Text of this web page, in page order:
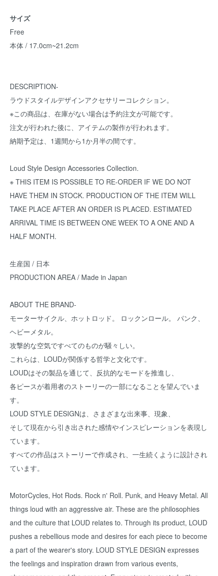
サイズ
Free
本体 / 17.0cm~21.2cm
DESCRIPTION-
ラウドスタイルデザインアクセサリーコレクション。
※この商品は、在庫がない場合は予約注文が可能です。
注文が行われた後に、アイテムの製作が行われます。
納期予定は、1週間から1か月半の間です。
Loud Style Design Accessories Collection.
※ THIS ITEM IS POSSIBLE TO RE-ORDER IF WE DO NOT
HAVE THEM IN STOCK. PRODUCTION OF THE ITEM WILL
TAKE PLACE AFTER AN ORDER IS PLACED. ESTIMATED
ARRIVAL TIME IS BETWEEN ONE WEEK TO A ONE AND A
HALF MONTH.
生産国 / 日本
PRODUCTION AREA / Made in Japan
ABOUT THE BRAND-
モーターサイクル、ホットロッド。 ロックンロール。 パンク、
ヘビーメタル。
攻撃的な空気ですべてのものが騒々しい。
これらは、LOUDが関係する哲学と文化です。
LOUDはその製品を通じて、反抗的なモードを推進し、
各ピースが着用者のストーリーの一部になることを望んでいま
す。
LOUD STYLE DESIGNは、さまざまな出来事、現象、
そして現在から引き出された感情やインスピレーションを表現し
ています。
すべての作品はストーリーで作成され、一生続くように設計され
ています。
MotorCycles, Hot Rods. Rock n' Roll. Punk, and Heavy Metal. All
things loud with an aggressive air. These are the philosophies
and the culture that LOUD relates to. Through its product, LOUD
pushes a rebellious mode and desires for each piece to become
a part of the wearer's story. LOUD STYLE DESIGN expresses
the feelings and inspiration drawn from various events,